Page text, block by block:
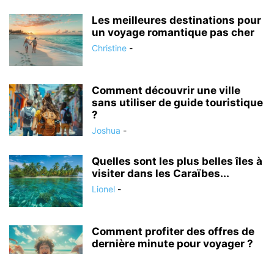
Les meilleures destinations pour
un voyage romantique pas cher
Christine -
Comment découvrir une ville
sans utiliser de guide touristique
?
Joshua -
Quelles sont les plus belles îles à
visiter dans les Caraïbes...
Lionel -
Comment profiter des offres de
dernière minute pour voyager ?